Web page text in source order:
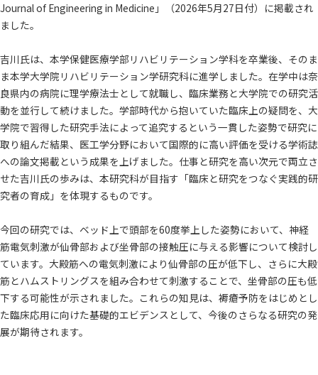
Journal of Engineering in Medicine」（2026年5月27日付）に掲載され
ました。
吉川氏は、本学保健医療学部リハビリテーション学科を卒業後、そのま
ま本学大学院リハビリテーション学研究科に進学しました。在学中は奈
良県内の病院に理学療法士として就職し、臨床業務と大学院での研究活
動を並行して続けました。学部時代から抱いていた臨床上の疑問を、大
学院で習得した研究手法によって追究するという一貫した姿勢で研究に
取り組んだ結果、医工学分野において国際的に高い評価を受ける学術誌
への論文掲載という成果を上げました。仕事と研究を高い次元で両立さ
せた吉川氏の歩みは、本研究科が目指す「臨床と研究をつなぐ実践的研
究者の育成」を体現するものです。
今回の研究では、ベッド上で頭部を60度挙上した姿勢において、神経
筋電気刺激が仙骨部および坐骨部の接触圧に与える影響について検討し
ています。大殿筋への電気刺激により仙骨部の圧が低下し、さらに大殿
筋とハムストリングスを組み合わせて刺激することで、坐骨部の圧も低
下する可能性が示されました。これらの知見は、褥瘡予防をはじめとし
た臨床応用に向けた基礎的エビデンスとして、今後のさらなる研究の発
展が期待されます。